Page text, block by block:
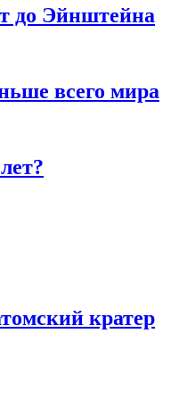
до Эйнштейна
всего мира
кратер